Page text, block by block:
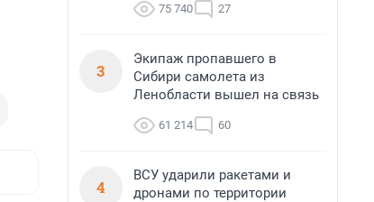
75 740 27
3
Экипаж пропавшего в
Сибири самолета из
Ленобласти вышел на связь
61 214 60
4
ВСУ ударили ракетами и
дронами по территории